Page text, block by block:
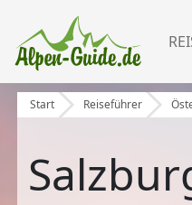
Start Reiseführer